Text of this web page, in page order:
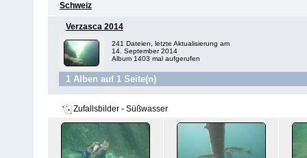
Schweiz
Verzasca 2014
241 Dateien, letzte Aktualisierung am
14. September 2014
Album 1403 mal aufgerufen
1 Alben auf 1 Seite(n)
Zufallsbilder - Süßwasser